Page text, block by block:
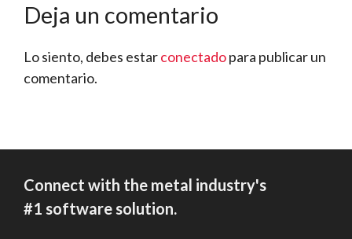
Deja un comentario
Lo siento, debes estarconectadopara publicar un
comentario.
Connect with the metal industry's
#1 software solution.